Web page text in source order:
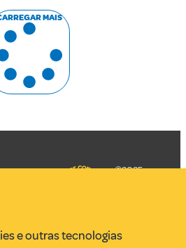
MAIS
©2025
e outras tecnologias